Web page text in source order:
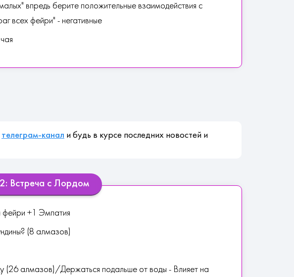
впредь берите положительные взаимодействия с
всех фейри" - негативные
телеграм-канал и будь в курсе последних новостей и
Встреча с Лордом
фейри +1 Эмпатия
(8 алмазов)
(26 алмазов)/Держаться подальше от воды - Влияет на